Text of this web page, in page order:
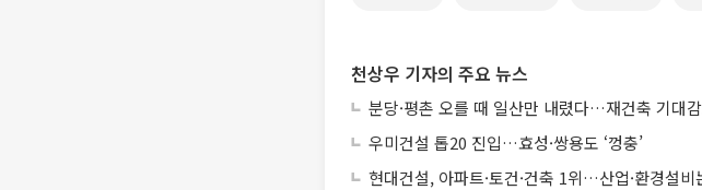
천상우 기자의 주요 뉴스
분당·평촌 오를 때 일산만 내렸다…재건축 기대감
우미건설 톱20 진입…효성·쌍용도 ‘껑충’
현대건설, 아파트·토건·건축 1위…산업·환경설